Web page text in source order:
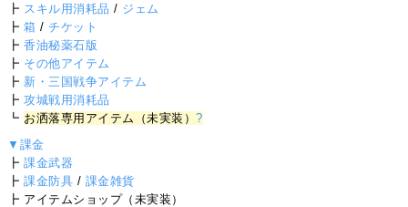
┣ スキル用消耗品 / ジェム
┣箱 /チケット
┣香油秘薬石版
┣ その他アイテム
┣ 新・三国戦争アイテム
┣攻城戦用消耗品
┗ お洒落専用アイテム（未実装）?
▼課金
┣課金武器
┣課金防具 / 課金雑貨
┣ アイテムショップ（未実装）